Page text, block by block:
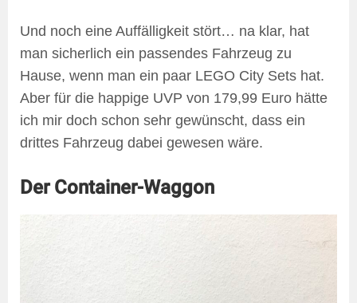
Und noch eine Auffälligkeit stört… na klar, hat
man sicherlich ein passendes Fahrzeug zu
Hause, wenn man ein paar LEGO City Sets hat.
Aber für die happige UVP von 179,99 Euro hätte
ich mir doch schon sehr gewünscht, dass ein
drittes Fahrzeug dabei gewesen wäre.
Der Container-Waggon